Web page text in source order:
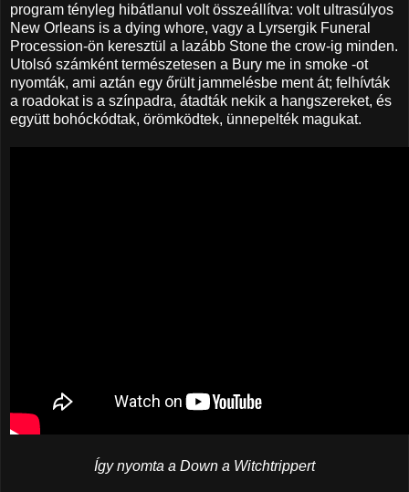
program tényleg hibátlanul volt összeállítva: volt ultrasúlyos
New Orleans is a dying whore, vagy a Lyrsergik Funeral
Procession-ön keresztül a lazább Stone the crow-ig minden.
Utolsó számként természetesen a Bury me in smoke -ot
nyomták, ami aztán egy őrült jammelésbe ment át; felhívták
a roadokat is a színpadra, átadták nekik a hangszereket, és
együtt bohóckódtak, örömködtek, ünnepelték magukat.
Így nyomta a Down a Witchtrippert